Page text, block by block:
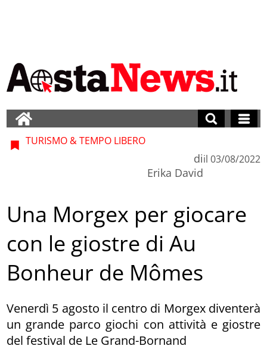
TURISMO & TEMPO LIBERO
di
Erika David
il 03/08/2022
Una Morgex per giocare
con le giostre di Au
Bonheur de Mômes
Venerdì 5 agosto il centro di Morgex diventerà
un grande parco giochi con attività e giostre
del festival de Le Grand-Bornand